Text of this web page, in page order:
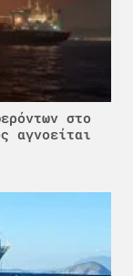
στο
αγνοείται